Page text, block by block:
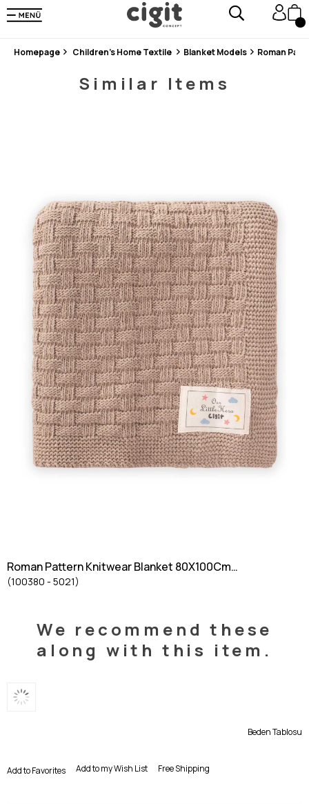
En Uygun Fiyat Garantisi !
300₺ ve Üzeri Alışverişlerde Kargo Ücretsiz !
Homepage Children's Home Textile Blanket Models Roman
Similar Items
Roman Pattern Knitwear Blanket 80X100Cm
BEIGE
(100380 - 5021)
We recommend these
along with this item.
Beden Tablosu
Add to Favorites Add to my Wish List Free Shipping